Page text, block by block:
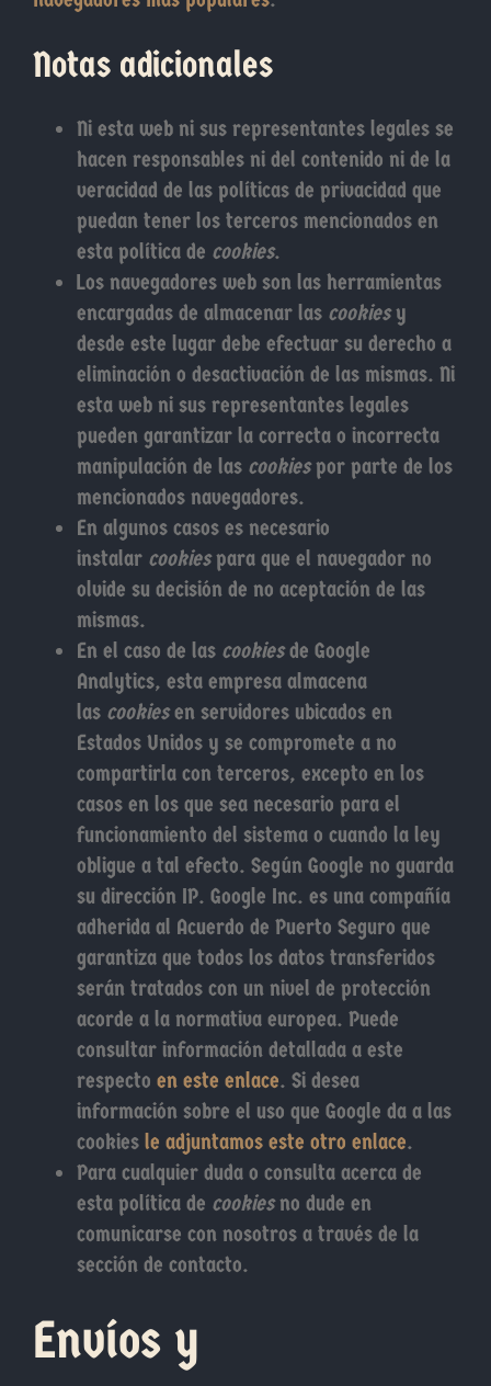
Notas adicionales
Ni esta web ni sus representantes legales se
hacen responsables ni del contenido ni de la
veracidad de las políticas de privacidad que
puedan tener los terceros mencionados en
esta política de cookies.
Los navegadores web son las herramientas
encargadas de almacenar las cookiesy
desde este lugar debe efectuar su derecho a
eliminación o desactivación de las mismas. Ni
esta web ni sus representantes legales
pueden garantizar la correcta o incorrecta
manipulación de las cookiespor parte de los
mencionados navegadores.
En algunos casos es necesario
instalar cookiespara que el navegador no
olvide su decisión de no aceptación de las
mismas.
En el caso de las cookiesde Google
Analytics, esta empresa almacena
las cookiesen servidores ubicados en
Estados Unidos y se compromete a no
compartirla con terceros, excepto en los
casos en los que sea necesario para el
funcionamiento del sistema o cuando la ley
obligue a tal efecto. Según Google no guarda
su dirección IP. Google Inc. es una compañía
adherida al Acuerdo de Puerto Seguro que
garantiza que todos los datos transferidos
serán tratados con un nivel de protección
acorde a la normativa europea. Puede
consultar información detallada a este
respecto en este enlace. Si desea
información sobre el uso que Google da a las
cookies le adjuntamos este otro enlace.
Para cualquier duda o consulta acerca de
esta política de cookiesno dude en
comunicarse con nosotros a través de la
sección de contacto.
Envíos y